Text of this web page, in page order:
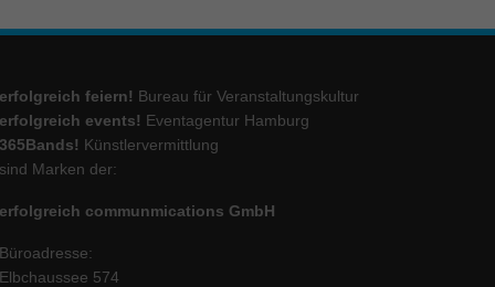
erfolgreich feiern! Bureau für Veranstaltungskultur
erfolgreich events! Eventagentur Hamburg
365Bands! Künstlervermittlung
sind Marken der:
erfolgreich communmications GmbH
Büroadresse:
Elbchaussee 574